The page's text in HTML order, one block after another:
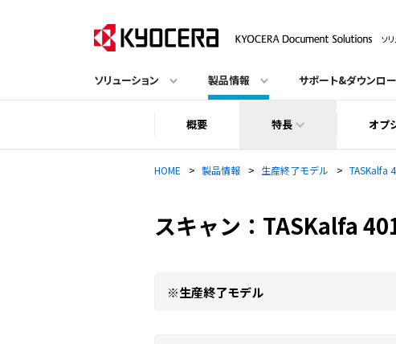
ソ
ソリューション 製品情報 サポート&ダウンロ
概要 特長 オプ
HOME > 製品情報 > 生産終了モデル > TASKalfa
スキャン：TASKalfa
※生産終了モデル